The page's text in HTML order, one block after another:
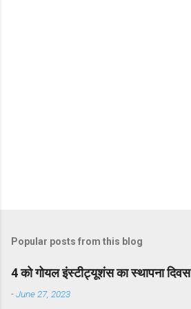
Popular posts from this blog
4 को गोयल इंस्टीट्यूशंस का स्थापना दिवस
-June 27, 2023